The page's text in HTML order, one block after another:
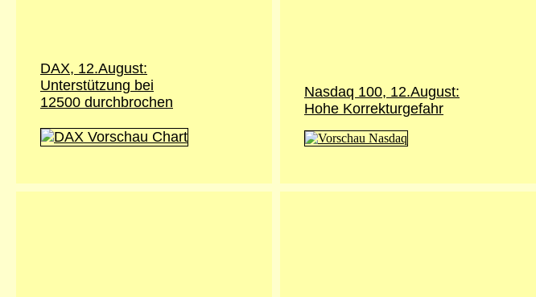
DAX, 12.August:
Unterstützung bei
12500 durchbrochen
Nasdaq 100, 12.August:
Hohe Korrekturgefahr